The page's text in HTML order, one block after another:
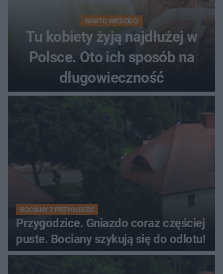
WARTO WIEDZIEĆ!
Tu kobiety żyją najdłużej w
Polsce. Oto ich sposób na
długowieczność
BOCIANY Z PRZYGODZIC
Przygodzice. Gniazdo coraz częściej
puste. Bociany szykują się do odlotu!